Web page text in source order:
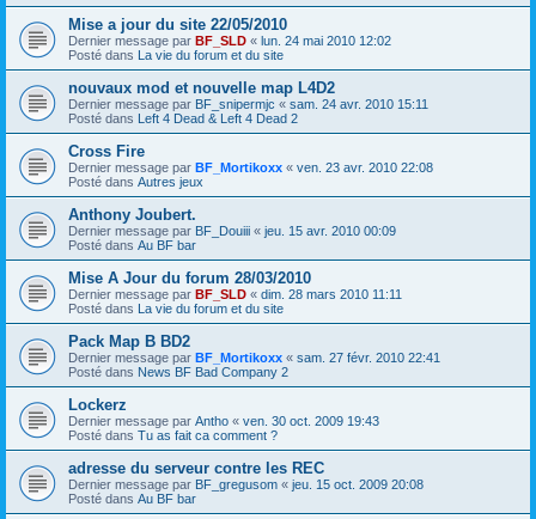
Mise a jour du site 22/05/2010
Dernier message par BF_SLD « lun. 24 mai 2010 12:02
Posté dans La vie du forum et du site
nouvaux mod et nouvelle map L4D2
Dernier message par BF_snipermjc « sam. 24 avr. 2010 15:11
Posté dans Left 4 Dead & Left 4 Dead 2
Cross Fire
Dernier message par BF_Mortikoxx « ven. 23 avr. 2010 22:08
Posté dans Autres jeux
Anthony Joubert.
Dernier message par BF_Douiii « jeu. 15 avr. 2010 00:09
Posté dans Au BF bar
Mise A Jour du forum 28/03/2010
Dernier message par BF_SLD « dim. 28 mars 2010 11:11
Posté dans La vie du forum et du site
Pack Map B BD2
Dernier message par BF_Mortikoxx « sam. 27 févr. 2010 22:41
Posté dans News BF Bad Company 2
Lockerz
Dernier message par Antho « ven. 30 oct. 2009 19:43
Posté dans Tu as fait ca comment ?
adresse du serveur contre les REC
Dernier message par BF_gregusom « jeu. 15 oct. 2009 20:08
Posté dans Au BF bar